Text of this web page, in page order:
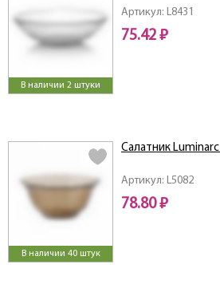
В наличии 2 штуки
Артикул: L8431
75.42 ₽
В наличии 40 штук
Артикул: L5082
Салатник
78.80 ₽